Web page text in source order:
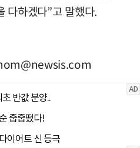
다하겠다”고 말했다.